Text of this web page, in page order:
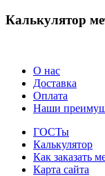
Калькулятор
О нас
Доставка
Оплата
Наши
ГОСТы
Калькулятор
Как заказать
Карта сайта